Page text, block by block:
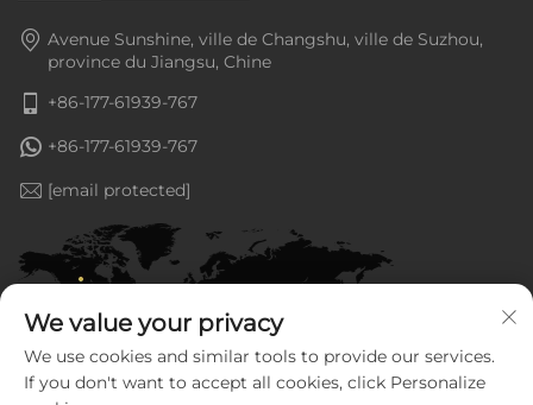
Avenue Sunshine, ville de Changshu, ville de Suzhou,
province du Jiangsu, Chine
+86-177-61939-767
+86-177-61939-767
[email protected]
We value your privacy
We use cookies and similar tools to provide our services.
If you don't want to accept all cookies, click Personalize